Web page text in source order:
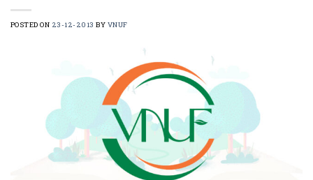
POSTED ON 23-12-2013 BY VNUF